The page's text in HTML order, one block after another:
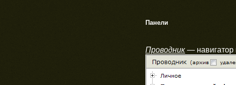
Панели
Проводник — навигатор